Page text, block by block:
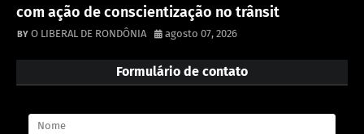
com ação de conscientização no trânsit
O LIBERAL DE RONDÔNIA agosto 07, 2026
Formulário de contato